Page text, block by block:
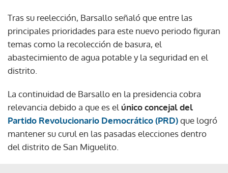
Tras su reelección, Barsallo señaló que entre las
principales prioridades para este nuevo periodo figuran
temas como la recolección de basura, el
abastecimiento de agua potable y la seguridad en el
distrito.
La continuidad de Barsallo en la presidencia cobra
relevancia debido a que es el único concejal del
Partido Revolucionario Democrático (PRD)que logró
mantener su curul en las pasadas elecciones dentro
del distrito de San Miguelito.